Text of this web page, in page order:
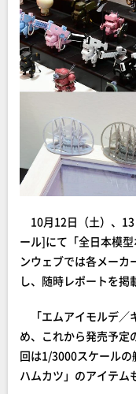
10月12日（土）、
ール]にて「全日本模
ンウェブでは各メーカ
し、随時レポートを掲
「エムアイモルデ／
め、これから発売予定
回は1/3000スケール
ハムカツ」のアイテム